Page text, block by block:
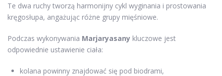
Te dwa ruchy tworzą harmonijny cykl wyginania i prostowania
kręgosłupa, angażując różne grupy mięśniowe.
Podczas wykonywania Marjaryasany kluczowe jest
odpowiednie ustawienie ciała:
kolana powinny znajdować się pod biodrami,